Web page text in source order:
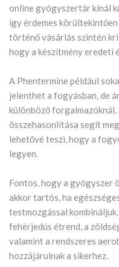
online gyógyszertár kínál
így érdemes
történő vásárlás szintén
hogy a készítmény eredeti
A Phentermine például
jelenthet a fogyásban, de
különböző forgalmazóknál.
összehasonlítása segít
lehetővé teszi, hogy a
legyen.
Fontos, hogy a gyógyszer
akkor tartós, ha
testmozgással
fehérjedús étrend, a
valamint a rendszeres
hozzájárulnak a sikerhez.